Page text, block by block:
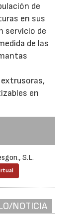
de
en sus
servicio de
de las
en
S.L.
NOTICIA